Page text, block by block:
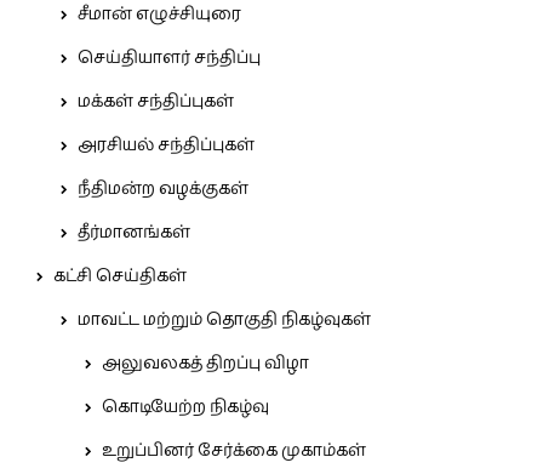
சீமான் எழுச்சியுரை
செய்தியாளர் சந்திப்பு
மக்கள் சந்திப்புகள்
அரசியல் சந்திப்புகள்
நீதிமன்ற வழக்குகள்
தீர்மானங்கள்
கட்சி செய்திகள்
மாவட்ட மற்றும் தொகுதி நிகழ்வுகள்
அலுவலகத் திறப்பு விழா
கொடியேற்ற நிகழ்வு
உறுப்பினர் சேர்க்கை முகாம்கள்